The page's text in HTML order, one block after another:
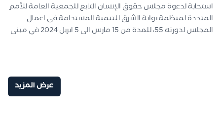
استجابة لدعوة مجلس حقوق الإنسان التابع للجمعية العامة للأمم
المتحدة لمنظمة بوابة الشرق للتنمية المستدامة في اعمال
المجلس لدورته 55، للمدة من 15 مارس الى 5 ابريل 2024 في مبنى
عرض المزيد